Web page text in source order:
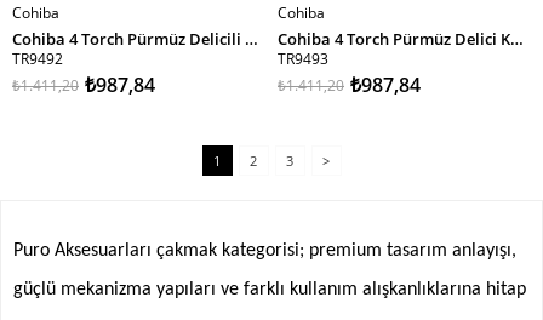
SEPETE EKLE
Cohiba
Cohiba 4 Torch Pürmüz Delicili Haki Metal Puro Çakmağı
TR9492
₺987,84
₺1.411,20
SEPETE EKLE
Cohiba
Cohiba 4 Torch Pürmüz Delici Kahverengi Metal Puro Çakmağı
TR9493
₺987,84
₺1.411,20
1 2 3 >
Puro Aksesuarları çakmak kategorisi; premium tasarım anlayışı,
güçlü mekanizma yapıları ve farklı kullanım alışkanlıklarına hitap